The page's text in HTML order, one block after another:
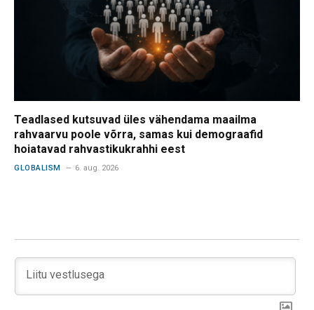
Teadlased kutsuvad üles vähendama maailma
rahvaarvu poole võrra, samas kui demograafid
hoiatavad rahvastikukrahhi eest
GLOBALISM 6. aug. 2026